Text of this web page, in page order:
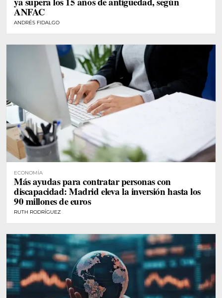
ANFAC
ANDRÉS FIDALGO
ECONOMÍA
Más ayudas para contratar personas con
discapacidad: Madrid eleva la inversión hasta los
90 millones de euros
RUTH RODRÍGUEZ